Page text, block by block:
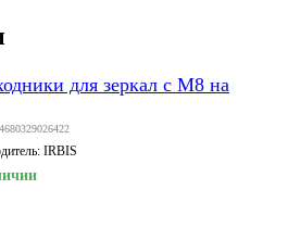
для зеркал с М8 на
IRBIS